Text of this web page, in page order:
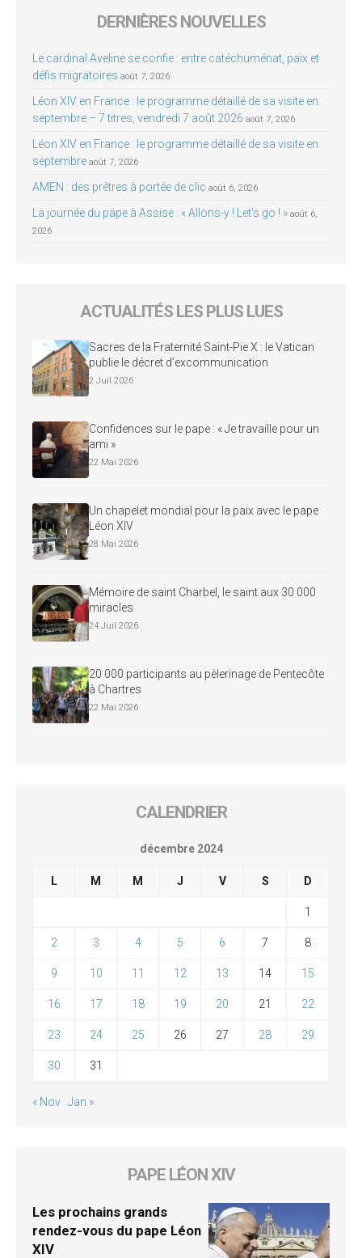
DERNIÈRES NOUVELLES
Le cardinal Aveline se confie : entre catéchuménat, paix et
défis migratoires août 7, 2026
Léon XIV en France : le programme détaillé de sa visite en
septembre – 7 titres, vendredi 7 août 2026 août 7, 2026
Léon XIV en France : le programme détaillé de sa visite en
septembre août 7, 2026
AMEN : des prêtres à portée de clic août 6, 2026
La journée du pape à Assise : « Allons-y ! Let’s go ! » août 6,
2026
ACTUALITÉS LES PLUS LUES
Sacres de la Fraternité Saint-Pie X : le Vatican
publie le décret d’excommunication
2 Juil 2026
Confidences sur le pape : « Je travaille pour un
ami »
22 Mai 2026
Un chapelet mondial pour la paix avec le pape
Léon XIV
28 Mai 2026
Mémoire de saint Charbel, le saint aux 30 000
miracles
24 Juil 2026
20 000 participants au pèlerinage de Pentecôte
à Chartres
22 Mai 2026
CALENDRIER
décembre 2024
L M M J V S D
1
2 3 4 5 6 7 8
9 10 11 12 13 14 15
16 17 18 19 20 21 22
23 24 25 26 27 28 29
30 31
« Nov Jan »
PAPE LÉON XIV
Les prochains grands
rendez-vous du pape Léon
XIV